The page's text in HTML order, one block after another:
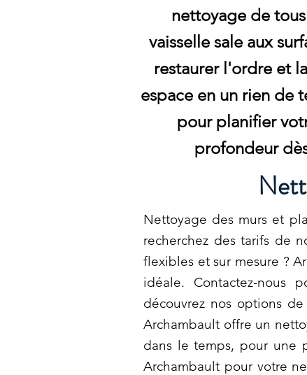
nettoyage de
vaisselle sale aux
restaurer l'ordre et
espace en un rien de
pour planifier
profondeur
Nettoyage des murs et
recherchez des tarifs de
flexibles et sur mesure ?
idéale. Contactez-nous
découvrez nos options
Archambault offre un
dans le temps, pour une
Archambault pour votre